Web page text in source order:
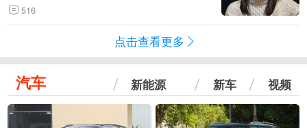
516
点击查看更多
汽车 新能源 新车 视频